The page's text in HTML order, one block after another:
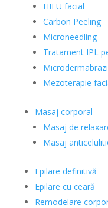
HIFU facial
Carbon Peeling
Microneedling
Tratament IPL
Mezoterapie
Masaj corporal
Masaj de
Masaj
Epilare definitivă
Epilare cu ceară
Remodelare